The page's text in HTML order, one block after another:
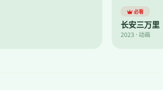
必看
长安三万里
2023 · 动画